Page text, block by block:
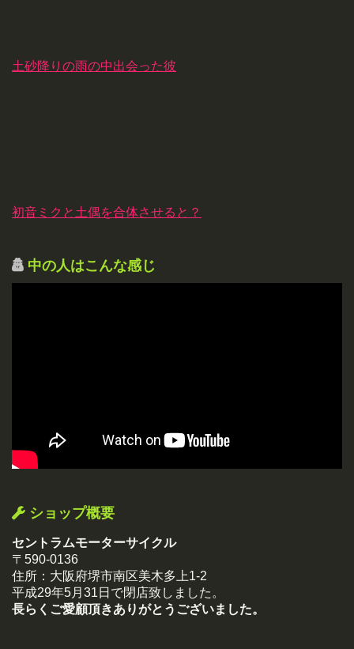
土砂降りの雨の中出会った彼
初音ミクと土偶を合体させると？
中の人はこんな感じ
ショップ概要
セントラムモーターサイクル
〒590-0136
住所：大阪府堺市南区美木多上1-2
平成29年5月31日で閉店致しました。
長らくご愛顧頂きありがとうございました。